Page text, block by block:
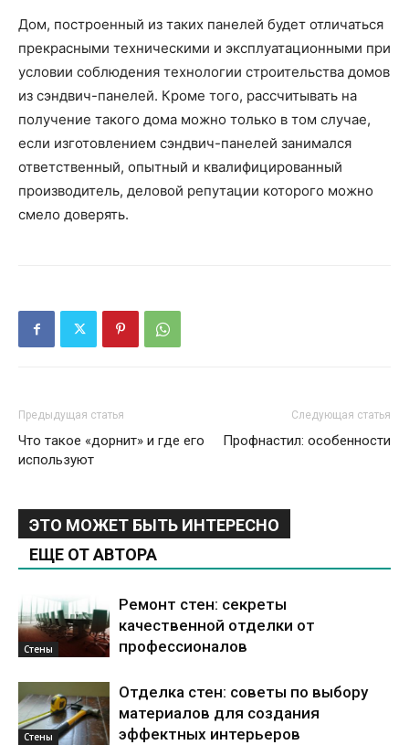
Дом, построенный из таких панелей будет отличаться
прекрасными техническими и эксплуатационными при
условии соблюдения технологии строительства домов
из сэндвич-панелей. Кроме того, рассчитывать на
получение такого дома можно только в том случае,
если изготовлением сэндвич-панелей занимался
ответственный, опытный и квалифицированный
производитель, деловой репутации которого можно
смело доверять.
Предыдущая статья
Что такое «дорнит» и где его
используют
Следующая статья
Профнастил: особенности
ЭТО МОЖЕТ БЫТЬ ИНТЕРЕСНО
ЕЩЕ ОТ АВТОРА
Стены
Ремонт стен: секреты
качественной отделки от
профессионалов
Стены
Отделка стен: советы по выбору
материалов для создания
эффектных интерьеров